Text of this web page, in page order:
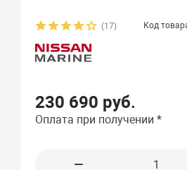
(17) Код
230 690 руб.
Оплата при получении *